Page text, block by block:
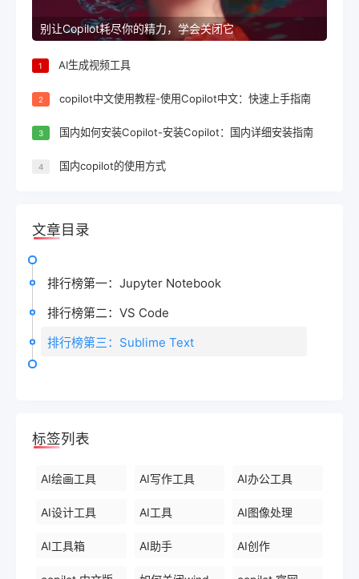
别让Copilot耗尽你的精力，学会关闭它
1 AI生成视频工具
2 copilot中文使用教程-使用Copilot中文：快速上手指南
3 国内如何安装Copilot-安装Copilot：国内详细安装指南
4 国内copilot的使用方式
文章目录
排行榜第一：Jupyter Notebook
排行榜第二：VS Code
排行榜第三：Sublime Text
标签列表
AI绘画工具 AI写作工具 AI办公工具
AI设计工具 AI工具 AI图像处理
AI工具箱 AI助手 AI创作